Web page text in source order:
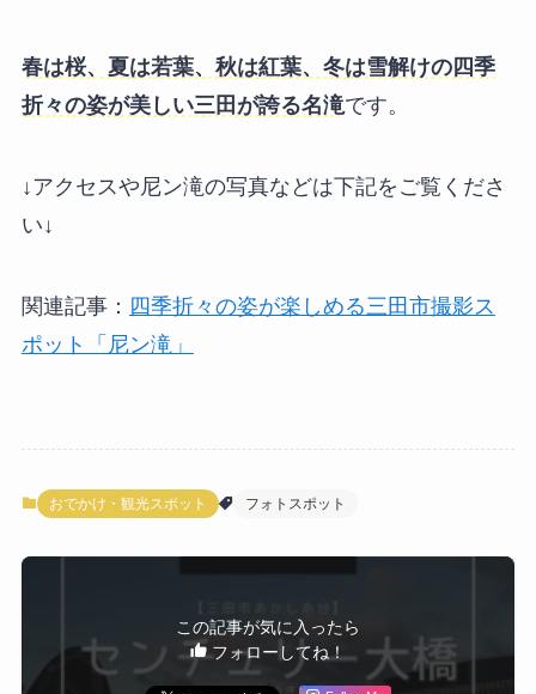
春は桜、夏は若葉、秋は紅葉、冬は雪解けの四季
折々の姿が美しい三田が誇る名滝です。
↓アクセスや尼ン滝の写真などは下記をご覧くださ
い↓
関連記事： 四季折々の姿が楽しめる三田市撮影ス
ポット「尼ン滝」
おでかけ・観光スポット フォトスポット
この記事が気に入ったら
フォローしてね！